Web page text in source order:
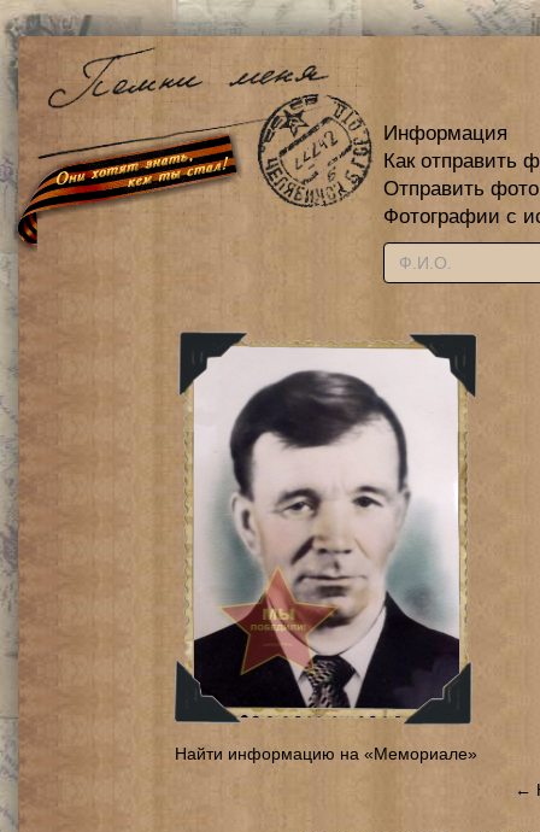
Информация
Как отправить
Отправить
Фотографии с
Найти информацию на «Мемориале»
←